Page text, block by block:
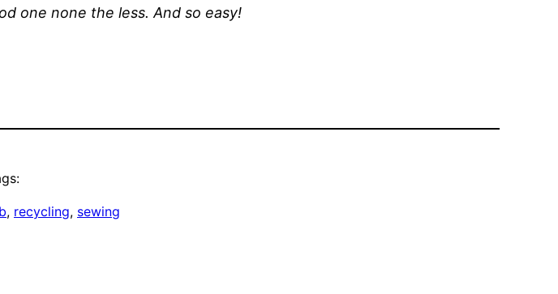
one none the less. And so easy!
, recycling, sewing